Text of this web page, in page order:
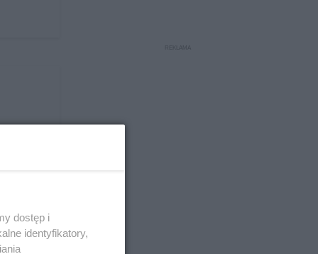
dostęp i
identyfikatory,